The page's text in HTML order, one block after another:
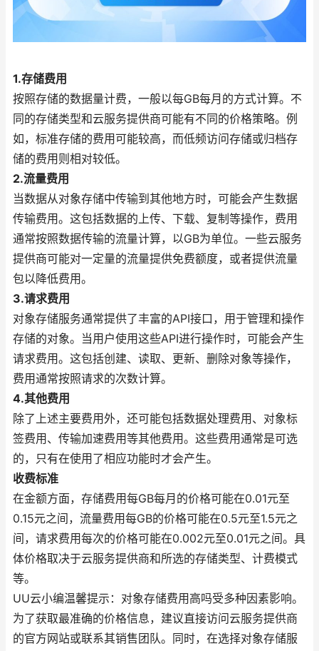
1.存储费用
按照存储的数据量计费，一般以每GB每月的方式计算。不
同的存储类型和云服务提供商可能有不同的价格策略。例
如，标准存储的费用可能较高，而低频访问存储或归档存
储的费用则相对较低。
2.流量费用
当数据从对象存储中传输到其他地方时，可能会产生数据
传输费用。这包括数据的上传、下载、复制等操作，费用
通常按照数据传输的流量计算，以GB为单位。一些云服务
提供商可能对一定量的流量提供免费额度，或者提供流量
包以降低费用。
3.请求费用
对象存储服务通常提供了丰富的API接口，用于管理和操作
存储的对象。当用户使用这些API进行操作时，可能会产生
请求费用。这包括创建、读取、更新、删除对象等操作，
费用通常按照请求的次数计算。
4.其他费用
除了上述主要费用外，还可能包括数据处理费用、对象标
签费用、传输加速费用等其他费用。这些费用通常是可选
的，只有在使用了相应功能时才会产生。
收费标准
在金额方面，存储费用每GB每月的价格可能在0.01元至
0.15元之间，流量费用每GB的价格可能在0.5元至1.5元之
间，请求费用每次的价格可能在0.002元至0.01元之间。具
体价格取决于云服务提供商和所选的存储类型、计费模式
等。
UU云小编温馨提示：对象存储费用高吗受多种因素影响。
为了获取最准确的价格信息，建议直接访问云服务提供商
的官方网站或联系其销售团队。同时，在选择对象存储服